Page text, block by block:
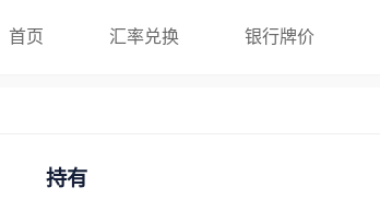
首页 汇率兑换 银行牌价
持有